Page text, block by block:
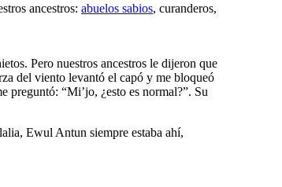
ancestros: abuelos sabios, curanderos,
Pero nuestros ancestros le dijeron que
del viento levantó el capó y me bloqueó
preguntó: “Mi’jo, ¿esto es normal?”. Su
Ewul Antun siempre estaba ahí,